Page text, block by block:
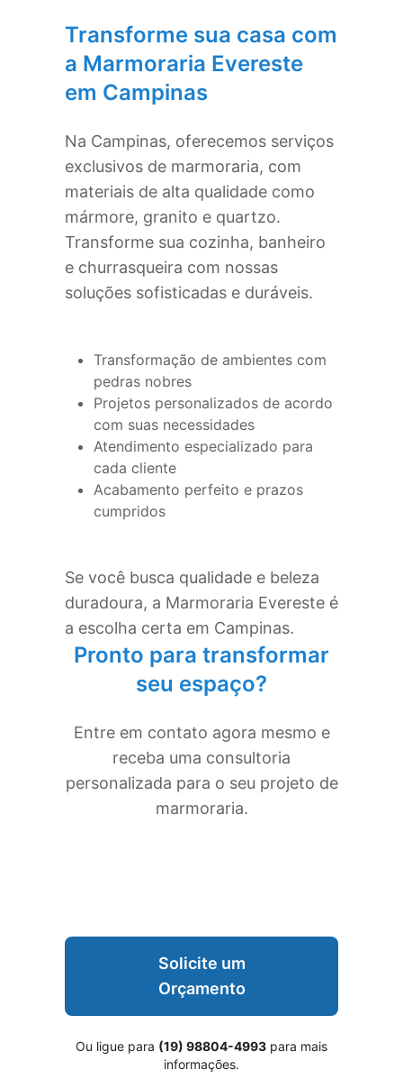
Transforme sua casa com
a Marmoraria Evereste
em Campinas
Na Campinas, oferecemos serviços
exclusivos de marmoraria, com
materiais de alta qualidade como
mármore, granito e quartzo.
Transforme sua cozinha, banheiro
e churrasqueira com nossas
soluções sofisticadas e duráveis.
Transformação de ambientes com
pedras nobres
Projetos personalizados de acordo
com suas necessidades
Atendimento especializado para
cada cliente
Acabamento perfeito e prazos
cumpridos
Se você busca qualidade e beleza
duradoura, a Marmoraria Evereste é
a escolha certa em Campinas.
Pronto para transformar
seu espaço?
Entre em contato agora mesmo e
receba uma consultoria
personalizada para o seu projeto de
marmoraria.
Solicite um
Orçamento
Ou ligue para (19) 98804-4993 para mais
informações.